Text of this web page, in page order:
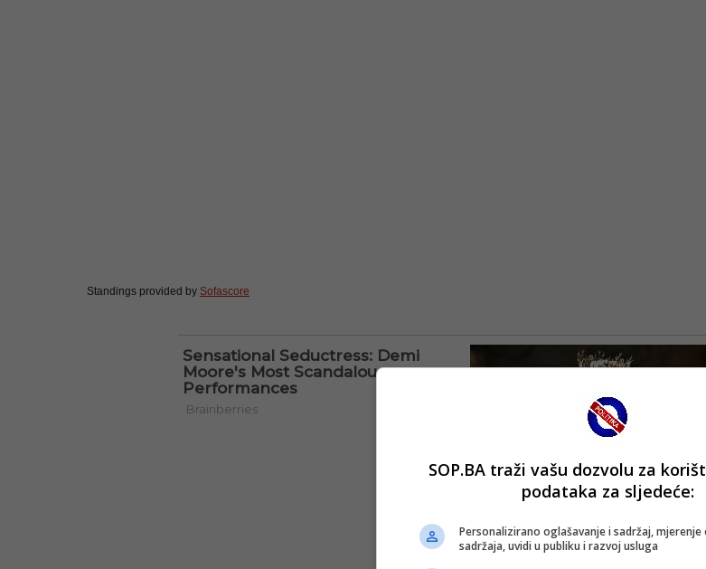
Standings provided by Sofascore
SOP.BA traži vašu dozvolu za
podataka za sljedeće:
Personalizirano oglašavanje i sadržaj, mjerenje
sadržaja, uvidi u publiku i razvoj usluga